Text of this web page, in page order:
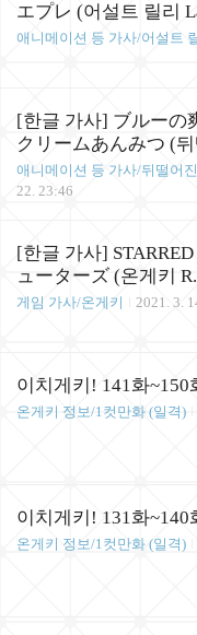
エプレ (어설트 릴리
애니메이션 등 가사/어설트
[한글 가사] ブルーの
クリームあんみつ (
트)
애니메이션 등 가사/뒤떨어
22. 23:46
[한글 가사]
ューターズ (온게키
게임 가사/온게키 2021. 3.
이치게키! 141화
온게키 정보/1컷만화 (일격)
이치게키! 131화
온게키 정보/1컷만화 (일격)